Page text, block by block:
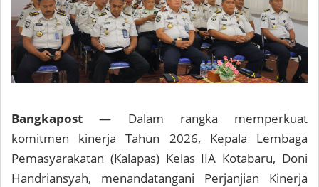
Bangkapost— Dalam rangka memperkuat
komitmen kinerja Tahun 2026, Kepala Lembaga
Pemasyarakatan (Kalapas) Kelas IIA Kotabaru, Doni
Handriansyah, menandatangani Perjanjian Kinerja